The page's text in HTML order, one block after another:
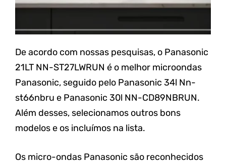
De acordo com nossas pesquisas, o Panasonic
21LT NN-ST27LWRUN é o melhor microondas
Panasonic, seguido pelo Panasonic 34l Nn-
st66nbru e Panasonic 30l NN-CD89NBRUN.
Além desses, selecionamos outros bons
modelos e os incluímos na lista.
Os micro-ondas Panasonic são reconhecidos